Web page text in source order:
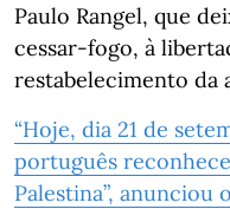
Paulo Rangel, que
cessar-fogo, à
restabelecimento da
“Hoje, dia 21 de
português
Palestina”, anunciou